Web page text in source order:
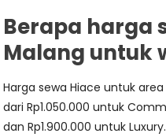
Berapa harga
Malang untuk
Harga sewa Hiace untuk
dari Rp1.050.000 untuk
dan Rp1.900.000 untuk